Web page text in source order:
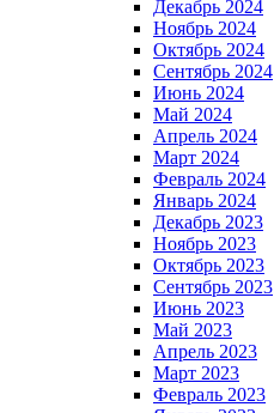
Декабрь 2024
Ноябрь 2024
Октябрь 2024
Сентябрь 2024
Июнь 2024
Май 2024
Апрель 2024
Март 2024
Февраль 2024
Январь 2024
Декабрь 2023
Ноябрь 2023
Октябрь 2023
Сентябрь 2023
Июнь 2023
Май 2023
Апрель 2023
Март 2023
Февраль 2023